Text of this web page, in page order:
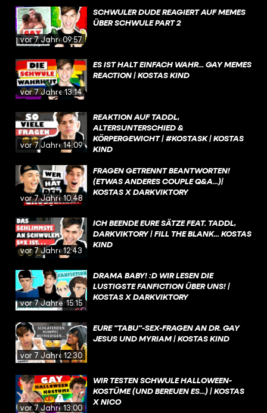
vor 7 Jahren09:57
SCHWULER DUDE REAGIERT AUF MEMES
ÜBER SCHWULE PART 2
vor 7 Jahren13:14
ES IST HALT EINFACH WAHR... GAY MEMES
REACTION | KOSTAS KIND
vor 7 Jahren14:09
REAKTION AUF TADDL,
ALTERSUNTERSCHIED &
KÖRPERGEWICHT | #KOSTASK | KOSTAS
KIND
vor 7 Jahren10:48
FRAGEN GETRENNT BEANTWORTEN!
(ETWAS ANDERES COUPLE Q&A...)|
KOSTAS X DARKVIKTORY
vor 7 Jahren12:43
ICH BEENDE EURE SÄTZE FEAT. TADDL,
DARKVIKTORY | FILL THE BLANK... KOSTAS
KIND
vor 7 Jahren15:15
DRAMA BABY! :D WIR LESEN DIE
LUSTIGSTE FANFICTION ÜBER UNS! |
KOSTAS X DARKVIKTORY
vor 7 Jahren12:30
EURE "TABU"-SEX-FRAGEN AN DR. GAY
JESUS UND MYRIAM | KOSTAS KIND
vor 7 Jahren13:00
WIR TESTEN SCHWULE HALLOWEEN-
KOSTÜME (UND BEREUEN ES...) | KOSTAS
X NICO